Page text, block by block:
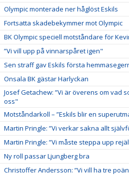
Olympic monterade ner håglöst Eskils
Fortsatta skadebekymmer mot Olympic
BK Olympic speciell motståndare för
”Vi vill upp på vinnarspåret igen"
Sen straff gav Eskils första
Onsala BK gästar Harlyckan
Josef Getachew: ”Vi är överens om vad
oss"
Motståndarkoll – ”Eskils blir en
Martin Pringle: ”Vi verkar sakna allt
Martin Pringle: ”Vi måste steppa upp
Ny roll passar Ljungberg bra
Christoffer Andersson: ”Vi vill ha tre